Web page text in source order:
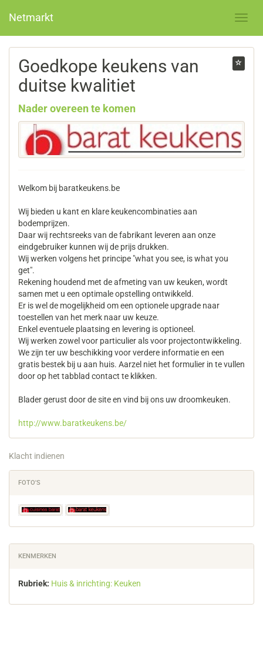
Netmarkt
Goedkope keukens van
duitse kwalitiet
Nader overeen te komen
Welkom bij baratkeukens.be
Wij bieden u kant en klare keukencombinaties aan
bodemprijzen.
Daar wij rechtsreeks van de fabrikant leveren aan onze
eindgebruiker kunnen wij de prijs drukken.
Wij werken volgens het principe "what you see, is what you
get".
Rekening houdend met de afmeting van uw keuken, wordt
samen met u een optimale opstelling ontwikkeld.
Er is wel de mogelijkheid om een optionele upgrade naar
toestellen van het merk naar uw keuze.
Enkel eventuele plaatsing en levering is optioneel.
Wij werken zowel voor particulier als voor projectontwikkeling.
We zijn ter uw beschikking voor verdere informatie en een
gratis bestek bij u aan huis. Aarzel niet het formulier in te vullen
door op het tabblad contact te klikken.
Blader gerust door de site en vind bij ons uw droomkeuken.
http://www.baratkeukens.be/
Klacht indienen
FOTO'S
KENMERKEN
Rubriek: Huis & inrichting: Keuken